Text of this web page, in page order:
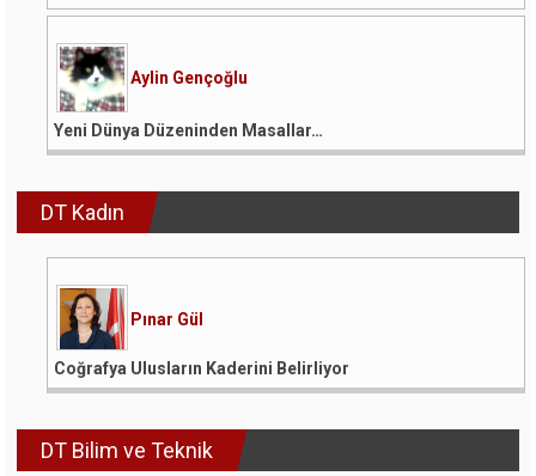
Aylin Gençoğlu
Yeni Dünya Düzeninden Masallar…
DT Kadın
Pınar Gül
Coğrafya Ulusların Kaderini Belirliyor
DT Bilim ve Teknik